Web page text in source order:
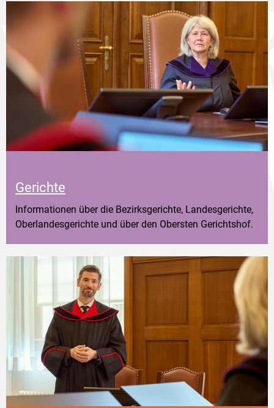
Gerichte
Informationen über die Bezirksgerichte, Landesgerichte,
Oberlandesgerichte und über den Obersten Gerichtshof.